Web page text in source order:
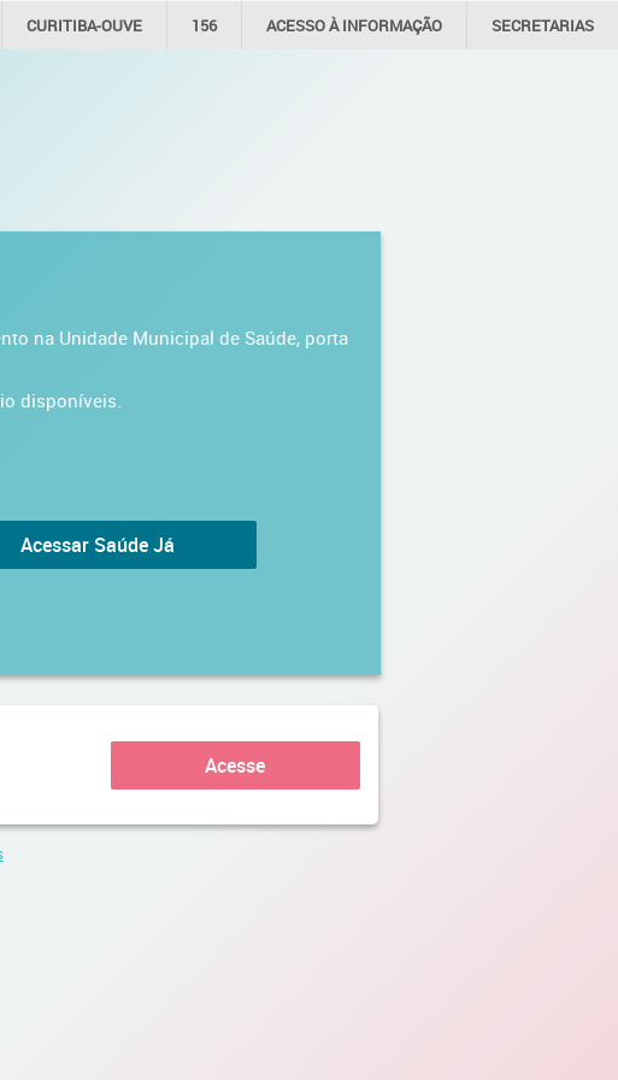
CURITIBA-OUVE 156 ACESSO ÀINFORMAÇÃO SECRETARIAS
na Unidade Municipal de Saúde, porta
disponíveis.
Acessar Saúde Já
Acesse